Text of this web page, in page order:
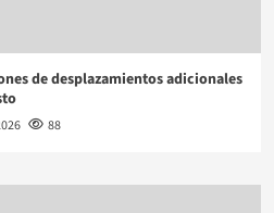
de desplazamientos adicionales
88